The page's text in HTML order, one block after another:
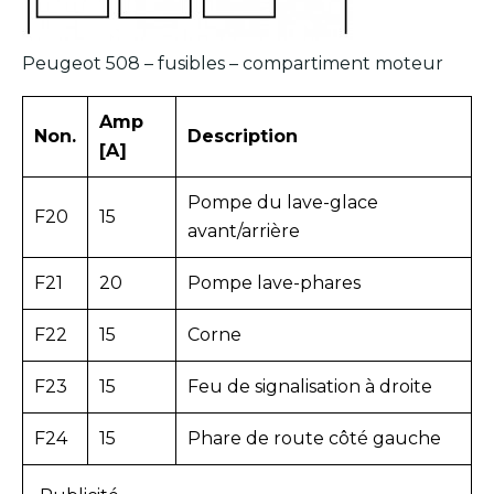
Peugeot 508 – fusibles – compartiment moteur
Non.
Amp
[A]
Description
F20 15
Pompe du lave-glace
avant/arrière
F21 20 Pompe lave-phares
F22 15 Corne
F23 15 Feu de signalisation à droite
F24 15 Phare de route côté gauche